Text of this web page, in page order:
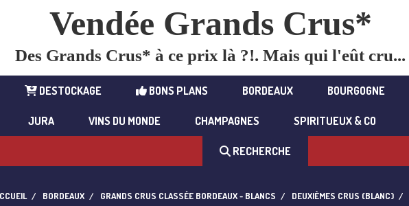
Vendée Grands Crus*
Des Grands Crus* à ce prix là ?!. Mais qui l'eût cru...
DESTOCKAGE BONS PLANS BORDEAUX BOURGOGNE
JURA VINS DU MONDE CHAMPAGNES SPIRITUEUX & CO
RECHERCHE
BORDEAUX GRANDS CRUS CLASSÉE BORDEAUX - BLANCS DEUXIÈMES CRUS (BLANC)